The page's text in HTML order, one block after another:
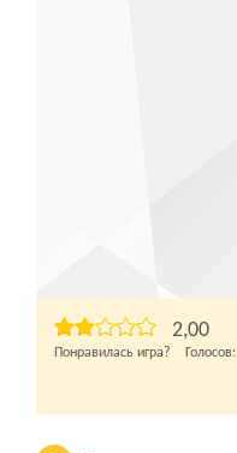
2,00
Понравилась игра? Голосов: